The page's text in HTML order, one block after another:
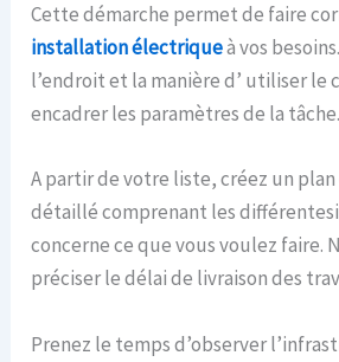
Cette démarche permet de faire
installation électriqueà vos
l’endroit et la manière d’ utiliser le
encadrer les paramètres de la tâche.
A partir de votre liste, créez un plan
détaillé comprenant les
concerne ce que vous voulez faire.
préciser le délai de livraison des
Prenez le temps d’observer